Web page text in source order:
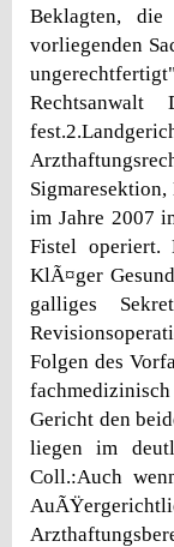
Beklagten,
vorliegenden
im Jahre 2007
Fistel operiert.
KlÃ¤ger
galliges
Folgen des
fachmedizinisch
Gericht den
liegen im
Coll.:Auch